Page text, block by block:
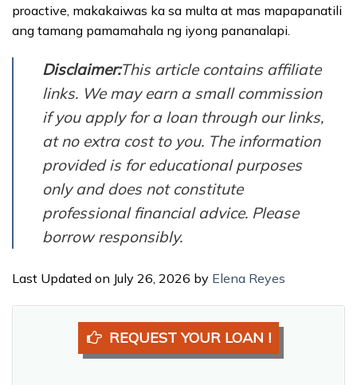
proactive, makakaiwas ka sa multa at mas mapapanatili
ang tamang pamamahala ng iyong pananalapi.
Disclaimer:This article contains affiliate
links. We may earn a small commission
if you apply for a loan through our links,
at no extra cost to you. The information
provided is for educational purposes
only and does not constitute
professional financial advice. Please
borrow responsibly.
Last Updated on July 26, 2026 by Elena Reyes
REQUEST YOUR LOAN !